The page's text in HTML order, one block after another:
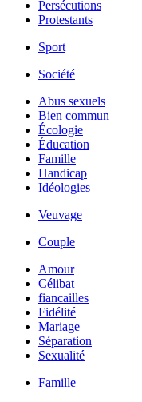
Persécutions
Protestants
Sport
Société
Abus sexuels
Bien commun
Écologie
Éducation
Famille
Handicap
Idéologies
Veuvage
Couple
Amour
Célibat
fiancailles
Fidélité
Mariage
Séparation
Sexualité
Famille